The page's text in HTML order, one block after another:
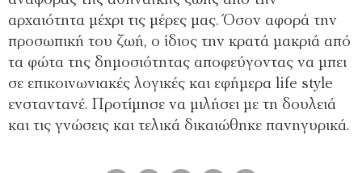
αρχαιότητα μέχρι τις μέρες μας. Όσον αφορά την
προσωπική του ζωή, ο ίδιος την κρατά μακριά από
τα φώτα της δημοσιότητας αποφεύγοντας να μπει
σε επικοινωνιακές λογικές και εφήμερα life style
ενσταντανέ. Προτίμησε να μιλήσει με τη δουλειά
και τις γνώσεις και τελικά δικαιώθηκε πανηγυρικά.